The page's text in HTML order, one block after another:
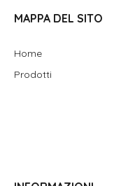
MAPPA DEL SITO
Home
Prodotti